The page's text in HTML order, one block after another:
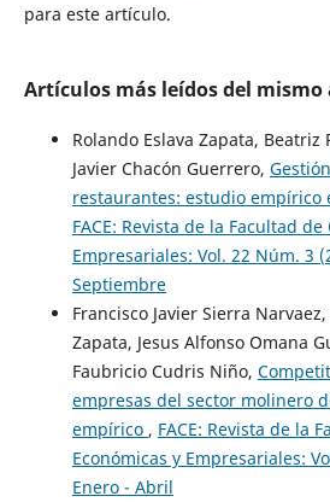
para este artículo.
Artículos más leídos del
Rolando Eslava Zapata, Beatriz
Javier Chacón Guerrero,
restaurantes: estudio empírico
FACE: Revista de la Facultad
Empresariales: Vol. 22 Núm. 3
Septiembre
Francisco Javier Sierra
Zapata, Jesus Alfonso Omana
Faubricio Cudris Niño,
empresas del sector molinero
empírico , FACE: Revista de la
Económicas y Empresariales:
Enero - Abril